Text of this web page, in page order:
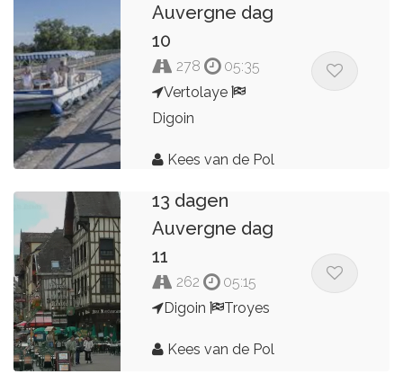
Auvergne dag
10
278
05:35
Vertolaye
Digoin
Kees van de Pol
13 dagen
Auvergne dag
11
262
05:15
Digoin
Troyes
Kees van de Pol